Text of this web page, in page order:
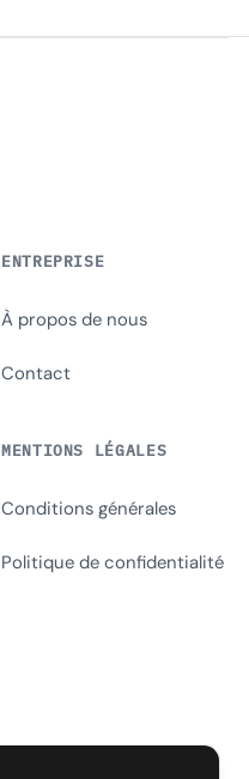
ENTREPRISE
À propos de nous
Contact
MENTIONS LÉGALES
Conditions générales
Politique de confidentialité